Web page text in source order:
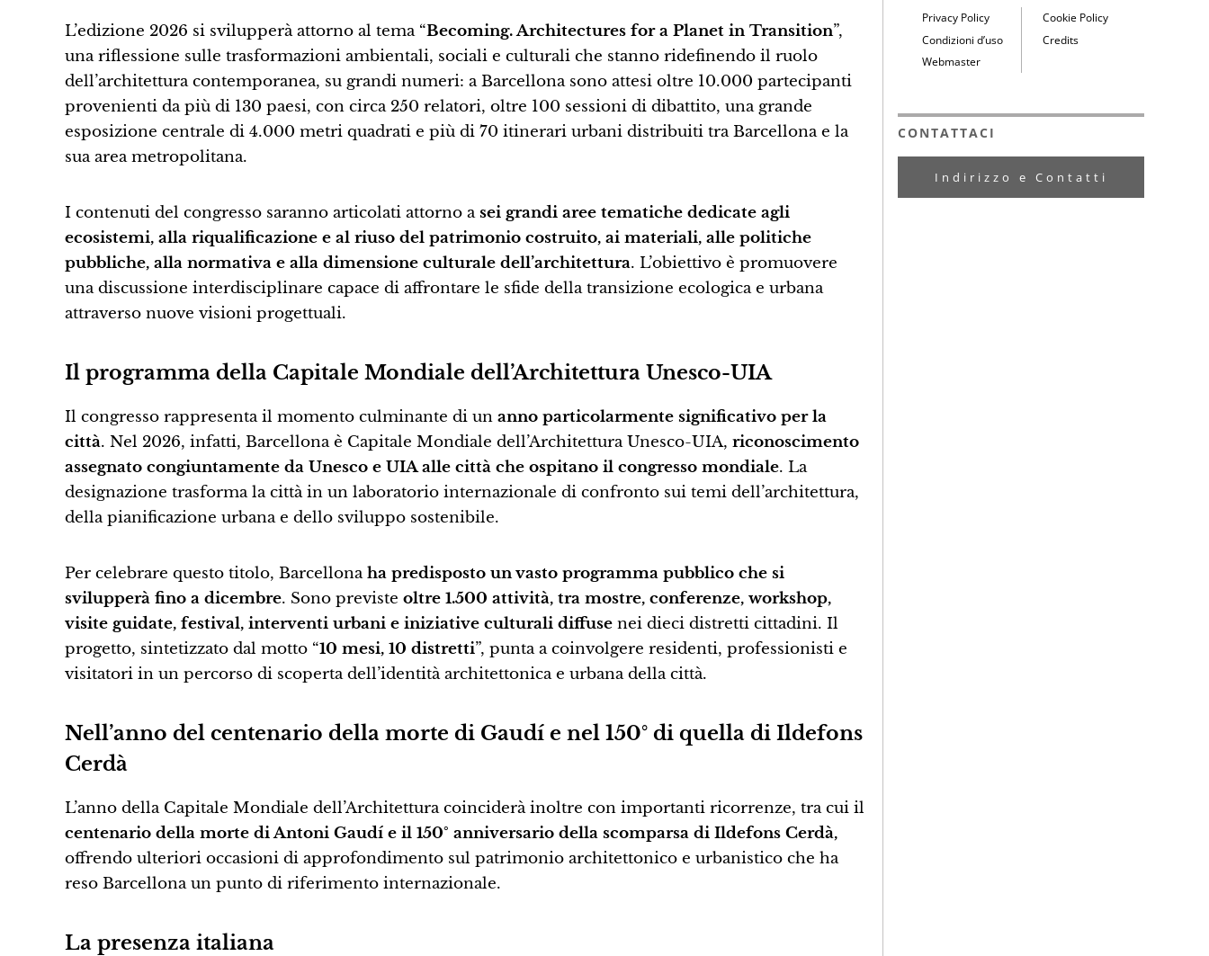
L’edizione 2026 si svilupperà attorno al tema “Becoming. Architectures for a Planet in Transition”,
una riflessione sulle trasformazioni ambientali, sociali e culturali che stanno ridefinendo il ruolo
dell’architettura contemporanea, su grandi numeri: a Barcellona sono attesi oltre 10.000 partecipanti
provenienti da più di 130 paesi, con circa 250 relatori, oltre 100 sessioni di dibattito, una grande
esposizione centrale di 4.000 metri quadrati e più di 70 itinerari urbani distribuiti tra Barcellona e la
sua area metropolitana.
I contenuti del congresso saranno articolati attorno a sei grandi aree tematiche dedicate agli
ecosistemi, alla riqualificazione e al riuso del patrimonio costruito, ai materiali, alle politiche
pubbliche, alla normativa e alla dimensione culturale dell’architettura. L’obiettivo è promuovere
una discussione interdisciplinare capace di affrontare le sfide della transizione ecologica e urbana
attraverso nuove visioni progettuali.
Il programma della Capitale Mondiale dell’Architettura Unesco-UIA
Il congresso rappresenta il momento culminante di un anno particolarmente significativo per la
città. Nel 2026, infatti, Barcellona è Capitale Mondiale dell’Architettura Unesco-UIA, riconoscimento
assegnato congiuntamente da Unesco e UIA alle città che ospitano il congresso mondiale. La
designazione trasforma la città in un laboratorio internazionale di confronto sui temi dell’architettura,
della pianificazione urbana e dello sviluppo sostenibile.
Per celebrare questo titolo, Barcellonaha predisposto un vasto programma pubblico che si
svilupperà fino a dicembre. Sono previste oltre 1.500 attività, tra mostre, conferenze, workshop,
visite guidate, festival, interventi urbani e iniziative culturali diffuse nei dieci distretti cittadini. Il
progetto, sintetizzato dal motto “10 mesi, 10 distretti”, punta a coinvolgere residenti, professionisti e
visitatori in un percorso di scoperta dell’identità architettonica e urbana della città.
Nell’anno del centenario della morte di Gaudí e nel 150° di quella di Ildefons
Cerdà
L’anno della Capitale Mondiale dell’Architettura coinciderà inoltre con importanti ricorrenze, tra cui il
centenario della morte di Antoni Gaudí e il 150° anniversario della scomparsa di Ildefons Cerdà,
offrendo ulteriori occasioni di approfondimento sul patrimonio architettonico e urbanistico che ha
reso Barcellona un punto di riferimento internazionale.
La presenza italiana
Privacy Policy
Cookie Policy
Condizioni d’uso
Credits
Webmaster
CONTATTACI
Indirizzo e Contatti